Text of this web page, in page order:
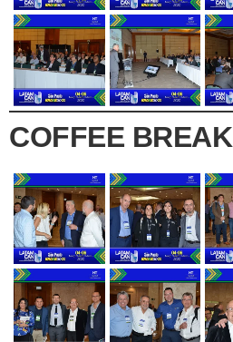
COFFEE BREAK